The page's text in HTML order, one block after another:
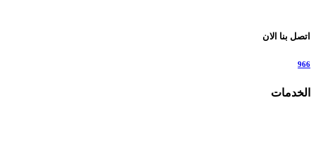
اتصل بنا الان
966
الخدمات